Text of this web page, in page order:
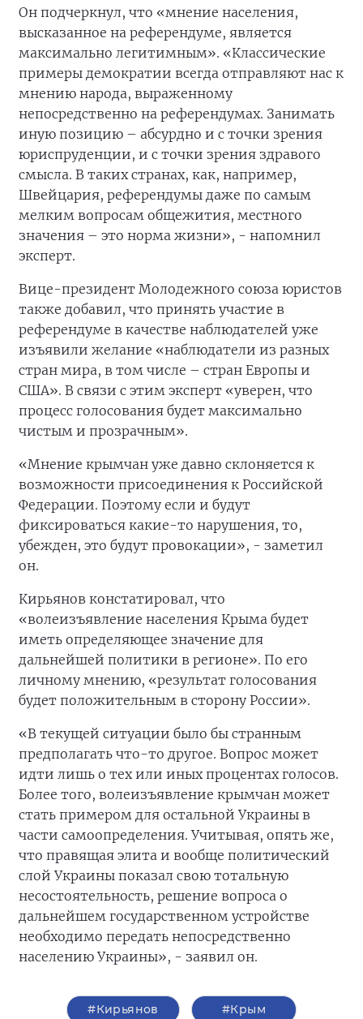
Он подчеркнул, что «мнение населения,
высказанное на референдуме, является
максимально легитимным». «Классические
примеры демократии всегда отправляют нас к
мнению народа, выраженному
непосредственно на референдумах. Занимать
иную позицию – абсурдно и с точки зрения
юриспруденции, и с точки зрения здравого
смысла. В таких странах, как, например,
Швейцария, референдумы даже по самым
мелким вопросам общежития, местного
значения – это норма жизни», - напомнил
эксперт.
Вице-президент Молодежного союза юристов
также добавил, что принять участие в
референдуме в качестве наблюдателей уже
изъявили желание «наблюдатели из разных
стран мира, в том числе – стран Европы и
США». В связи с этим эксперт «уверен, что
процесс голосования будет максимально
чистым и прозрачным».
«Мнение крымчан уже давно склоняется к
возможности присоединения к Российской
Федерации. Поэтому если и будут
фиксироваться какие-то нарушения, то,
убежден, это будут провокации», - заметил
он.
Кирьянов констатировал, что
«волеизъявление населения Крыма будет
иметь определяющее значение для
дальнейшей политики в регионе». По его
личному мнению, «результат голосования
будет положительным в сторону России».
«В текущей ситуации было бы странным
предполагать что-то другое. Вопрос может
идти лишь о тех или иных процентах голосов.
Более того, волеизъявление крымчан может
стать примером для остальной Украины в
части самоопределения. Учитывая, опять же,
что правящая элита и вообще политический
слой Украины показал свою тотальную
несостоятельность, решение вопроса о
дальнейшем государственном устройстве
необходимо передать непосредственно
населению Украины», - заявил он.
#Кирьянов #Крым